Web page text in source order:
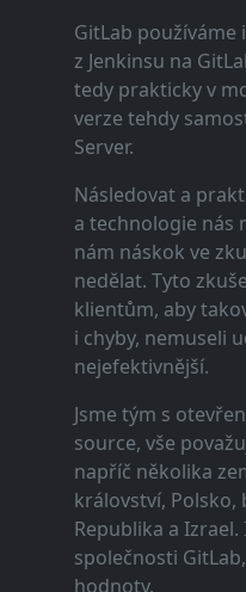
GitLab
z Jenkinsu na
tedy prakticky v
verze tehdy
Server.
Následovat a
a technologie nás
nám náskok ve
nedělat. Tyto
klientům, aby
i chyby, nemuseli
nejefektivnější.
Jsme tým s
source, vše
napříč několika
království, Polsko,
Republika a
společnosti
hodnoty.